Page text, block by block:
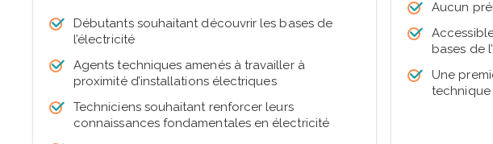
Débutants souhaitant découvrir les bases de
l’électricité
Agents techniques amenés à travailler à
proximité d’installations électriques
Techniciens souhaitant renforcer leurs
connaissances fondamentales en électricité
Aucun
bases de
Une
technique